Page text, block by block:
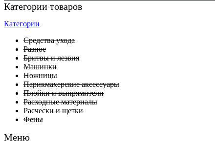
Категории товаров
Категории
Средства ухода
Разное
Бритвы и лезвия
Машинки
Ножницы
Парикмахерские аксессуары
Плойки и выпрямители
Расходные материалы
Расчески и щетки
Фены
Меню